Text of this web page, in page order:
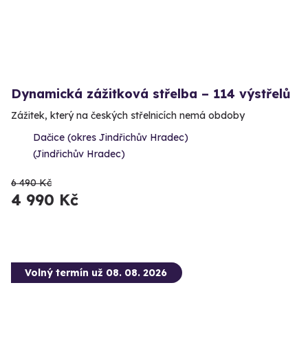
Dynamická zážitková střelba – 114 výstřelů
Zážitek, který na českých střelnicích nemá obdoby
Dačice (okres Jindřichův Hradec)
(Jindřichův Hradec)
6 490 Kč
4 990 Kč
Volný termín už 08. 08. 2026